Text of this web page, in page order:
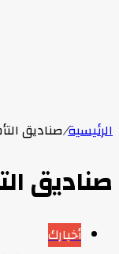
الرئيسية/صناديق
صناديق
أخبارك